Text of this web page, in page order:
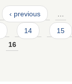
‹ previous
14
15
16